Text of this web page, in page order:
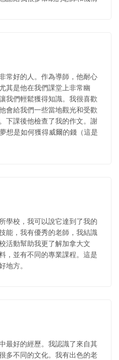
常好的人。作為導師，他耐心
其是他在我們課堂上非常幽
我們輕鬆獲得知識。我很喜歡
會給我們一些當地觀光和受歡
下課後他檢查了我的作文。謝
想是如何獲得威爾的錢（這是
學校，我可以說它達到了我的
能，我有優秀的老師，我結識
活動幫助我更了解加拿大文
，並有不同的專業課程。這是
地方。
最好的經歷。我認識了來自其
多不同的文化。我有出色的老